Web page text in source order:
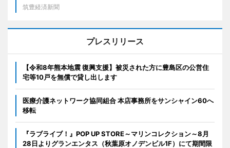
筑豊経済新聞
プレスリリース
【令和8年熊本地震 復興支援】被災された方に豊島区の公営住
宅等10戸を無償で貸し出します
医療介護ネットワーク協同組合 本店事務所をサンシャイン60へ
移転
『ラブライブ！』POP UP STORE～マリンコレクション～8月
28日よりグランエンタス（秋葉原オノデンビル1F）にて期間限